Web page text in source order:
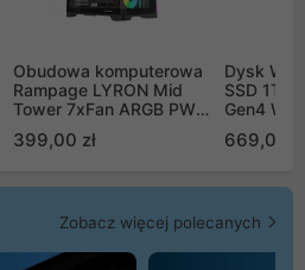
Obudowa komputerowa
Rampage LYRON Mid
Tower 7xFan ARGB PWM
399,00 zł
Dysk WD
SSD 1TB
Gen4
669,00
Zobacz więcej polecanych